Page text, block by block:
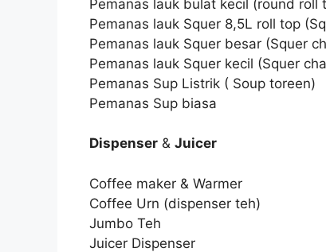
Pemanas lauk bulat kecil (round roll
Pemanas lauk Squer 8,5L roll top
Pemanas lauk Squer besar (Squer
Pemanas lauk Squer kecil (Squer
Pemanas Sup Listrik ( Soup toreen)
Pemanas Sup biasa
Dispenser & Juicer
Coffee maker & Warmer
Coffee Urn (dispenser teh)
Jumbo Teh
Juicer Dispenser